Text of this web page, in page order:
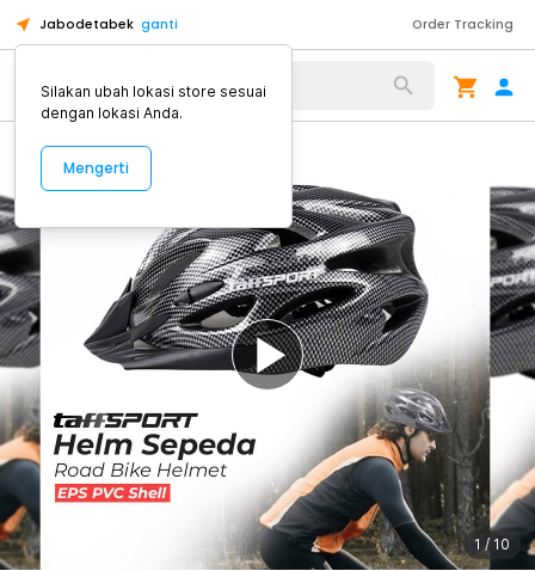
Jabodetabek ganti Order Tracking
Alat Kopi
1 / 10
Silakan ubah lokasi store sesuai
dengan lokasi Anda.
Mengerti